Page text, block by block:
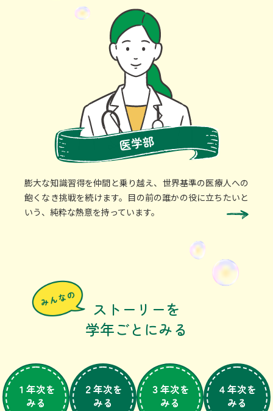
医学部
膨大な知識習得を仲間と乗り越え、世界基準の医療人への
飽くなき挑戦を続けます。目の前の誰かの役に立ちたいと
いう、純粋な熱意を持っています。
ストーリーを
学年ごとにみる
１年次を
みる
２年次を
みる
３年次を
みる
４年次を
みる